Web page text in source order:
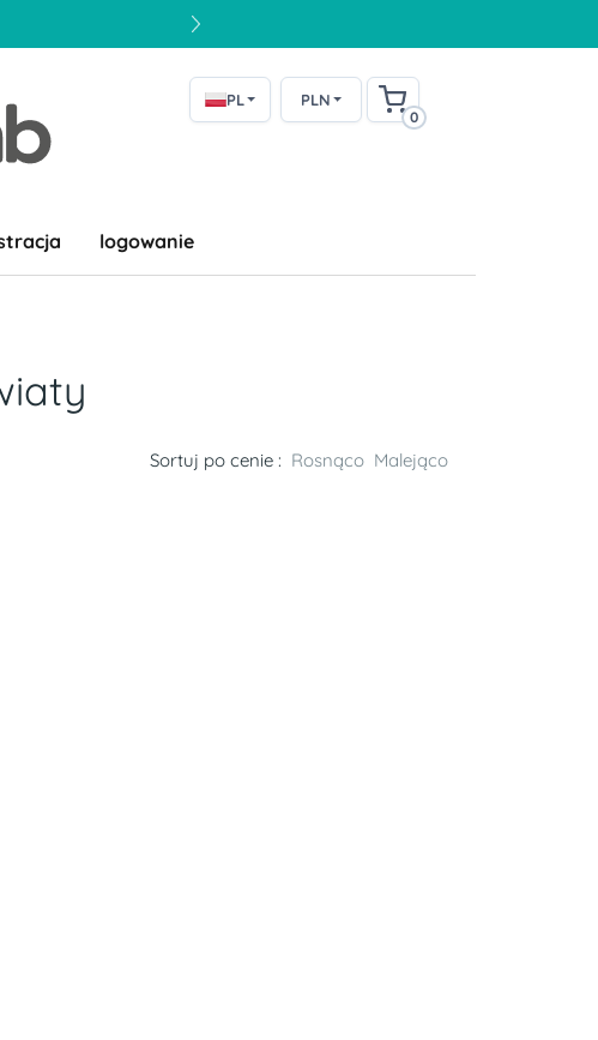
PL PLN
0
logowanie
Sortuj po cenie : Rosnąco Malejąco